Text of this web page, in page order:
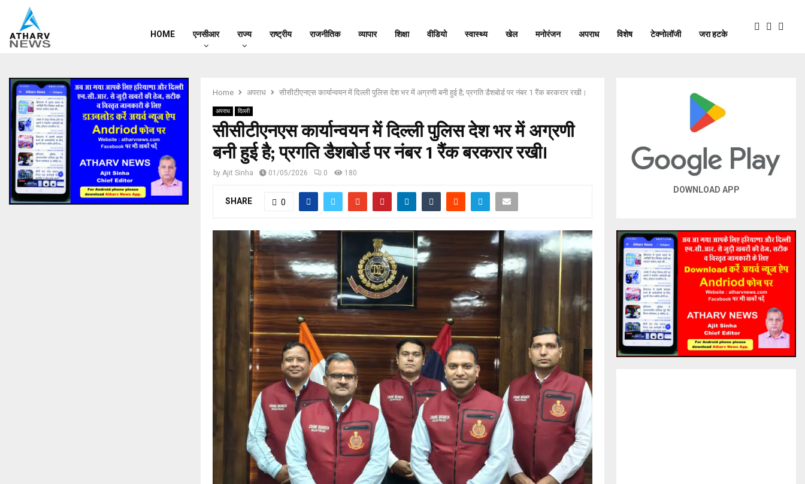
HOME एनसीआर राज्य राष्ट्रीय राजनीतिक व्यापार शिक्षा वीडियो स्वास्थ्य खेल मनोरंजन अपराध विशेष टेक्नोलॉजी जरा हटके
Home अपराध सीसीटीएनएस कार्यान्वयन में दिल्ली पुलिस देश भर में अग्रणी बनी हुई है; प्रगति डैशबोर्ड पर नंबर 1 रैंक बरकरार रखी।
अपराध दिल्ली
सीसीटीएनएस कार्यान्वयन में दिल्ली पुलिस देश भर में अग्रणी
बनी हुई है; प्रगति डैशबोर्ड पर नंबर 1 रैंक बरकरार रखी।
by Ajit Sinha 01/05/2026 0 180
SHARE 0
DOWNLOAD APP